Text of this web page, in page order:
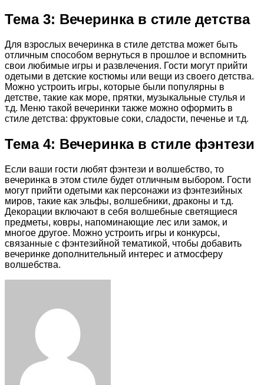
Тема 3: Вечеринка в стиле детства
Для взрослых вечеринка в стиле детства может быть
отличным способом вернуться в прошлое и вспомнить
свои любимые игры и развлечения. Гости могут прийти
одетыми в детские костюмы или вещи из своего детства.
Можно устроить игры, которые были популярны в
детстве, такие как море, прятки, музыкальные стулья и
т.д. Меню такой вечеринки также можно оформить в
стиле детства: фруктовые соки, сладости, печенье и т.д.
Тема 4: Вечеринка в стиле фэнтези
Если ваши гости любят фэнтези и волшебство, то
вечеринка в этом стиле будет отличным выбором. Гости
могут прийти одетыми как персонажи из фэнтезийных
миров, такие как эльфы, волшебники, драконы и т.д.
Декорации включают в себя волшебные светящиеся
предметы, ковры, напоминающие лес или замок, и
многое другое. Можно устроить игры и конкурсы,
связанные с фэнтезийной тематикой, чтобы добавить
вечеринке дополнительный интерес и атмосферу
волшебства.